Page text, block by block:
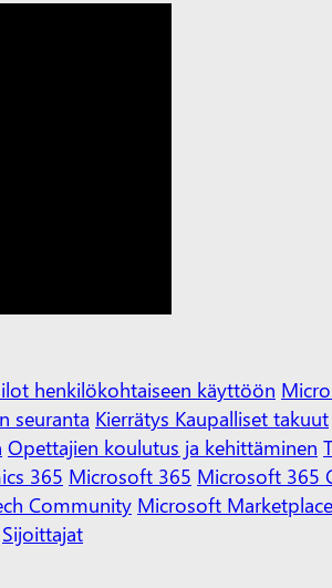
henkilökohtaiseen käyttöön
seuranta Kierrätys Kaupalliset takuut
Opettajien koulutus ja kehittäminen
365 Microsoft 365 Microsoft 365
Community Microsoft Marketplace
Sijoittajat